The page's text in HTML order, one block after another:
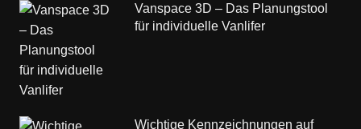
Vanspace 3D – Das Planungstool
für individuelle Vanlifer
Wichtige Kennzeichnungen auf